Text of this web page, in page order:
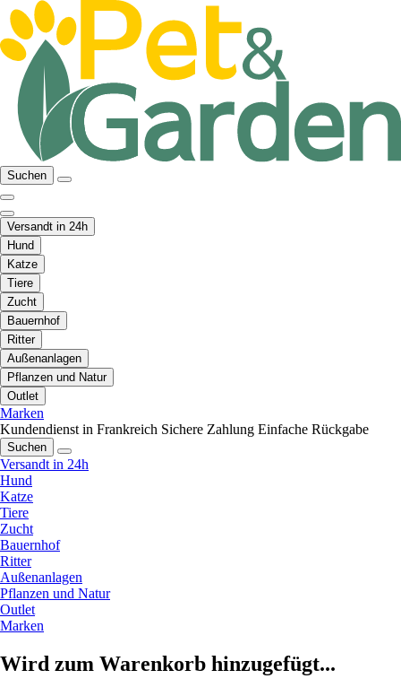
Suchen
Versandt in 24h
Hund
Katze
Tiere
Zucht
Bauernhof
Ritter
Außenanlagen
Pflanzen und Natur
Outlet
Marken
Kundendienst in Frankreich Sichere Zahlung Einfache Rückgabe
Suchen
Versandt in 24h
Hund
Katze
Tiere
Zucht
Bauernhof
Ritter
Außenanlagen
Pflanzen und Natur
Outlet
Marken
Wird zum Warenkorb hinzugefügt...